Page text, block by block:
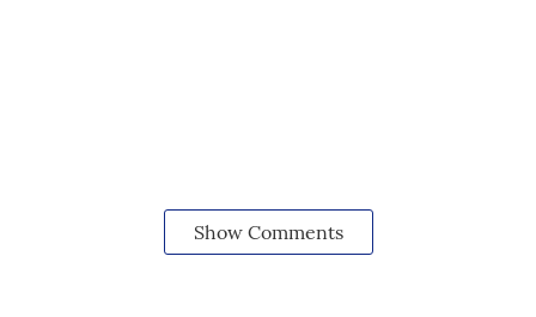
Show Comments